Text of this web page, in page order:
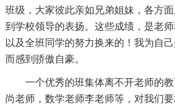
班级，大家彼此亲如兄弟姐妹，各方
到学校领导的表扬。这些成绩，是老
以及全班同学的努力换来的！我为自
而感到骄傲自豪。
一个优秀的班集体离不开老师的
尚老师，数学老师李老师等，对我们